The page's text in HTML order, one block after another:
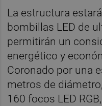
La estructura
bombillas LED de
permitirán un
energético y
Coronado por una
metros de
160 focos LED